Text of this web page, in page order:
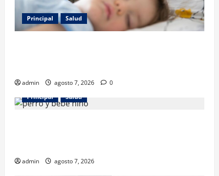
Principal Salud
admin agosto 7, 2026
0
Principal
Salud
admin agosto 7, 2026